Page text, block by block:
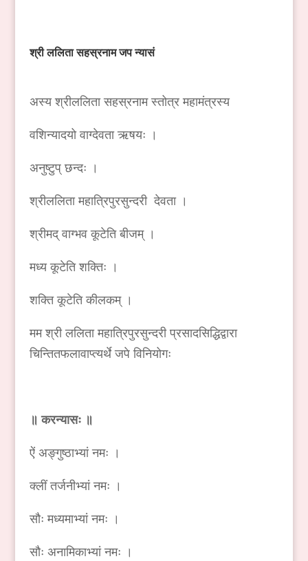
श्रीललितासहस्रनामजपन्यासं
अस्य श्रीललिता सहस्रनाम स्तोत्र महामंत्रस्य
वशिन्यादयो वाग्देवता ऋषयः ।
अनुष्टुप् छन्दः ।
श्रीललिता महात्रिपुरसुन्दरी देवता ।
श्रीमद् वाग्भव कूटेति बीजम् ।
मध्य कूटेति शक्तिः ।
शक्ति कूटेति कीलकम् ।
मम श्री ललिता महात्रिपुरसुन्दरी प्रसादसिद्धिद्वारा
चिन्तितफलावाप्त्यर्थे जपे विनियोगः
॥ करन्यासः ॥
ऐं अङ्गुष्ठाभ्यां नमः ।
क्लीं तर्जनीभ्यां नमः ।
सौः मध्यमाभ्यां नमः ।
सौः अनामिकाभ्यां नमः ।